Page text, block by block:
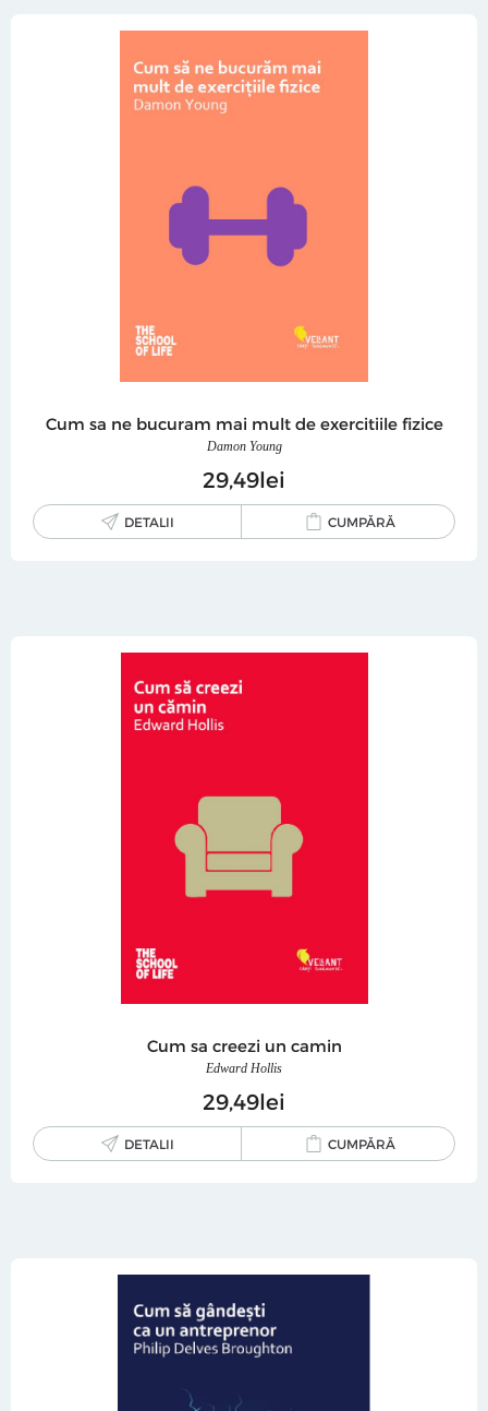
Cum sa ne bucuram mai mult de exercitiile fizice
Damon Young
2949lei
DETALII CUMPĂRĂ
Cum sa creezi un camin
Edward Hollis
2949lei
DETALII CUMPĂRĂ